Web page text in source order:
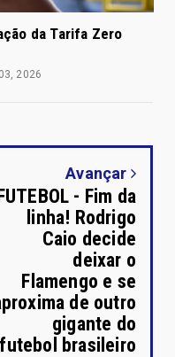
da Tarifa Zero
2026
Avançar
- Fim da
linha! Rodrigo
Caio decide
deixar o
Flamengo e se
de outro
gigante do
futebol brasileiro